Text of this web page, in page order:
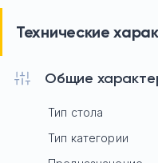
Технические
Общие
Тип стола
Тип категории